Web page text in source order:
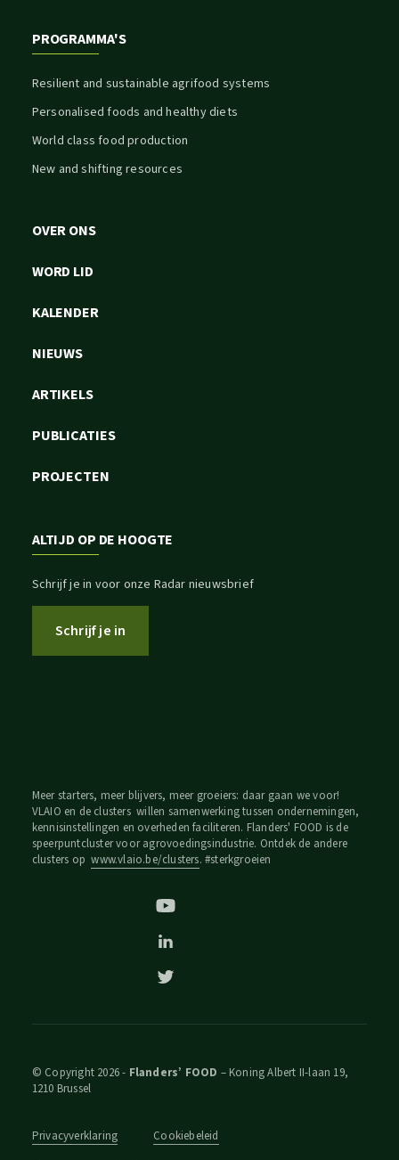
PROGRAMMA'S
Resilient and sustainable agrifood systems
Personalised foods and healthy diets
World class food production
New and shifting resources
OVER ONS
WORD LID
KALENDER
NIEUWS
ARTIKELS
PUBLICATIES
PROJECTEN
ALTIJD OP DE HOOGTE
Schrijf je in voor onze Radar nieuwsbrief
Schrijf je in
Meer starters, meer blijvers, meer groeiers: daar gaan we voor!
VLAIO en de clusters willen samenwerking tussen ondernemingen,
kennisinstellingen en overheden faciliteren. Flanders' FOOD is de
speerpuntcluster voor agrovoedingsindustrie. Ontdek de andere
clusters opwww.vlaio.be/clusters. #sterkgroeien
© Copyright 2026 - Flanders’ FOOD – Koning Albert II-laan 19,
1210 Brussel
Privacyverklaring
Cookiebeleid